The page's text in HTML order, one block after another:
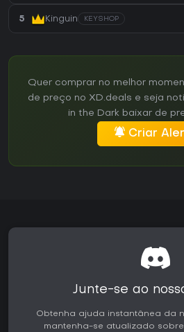
5 Kinguin KEYSHOP
Quer comprar no melhor
de preço no XD.deals e seja
in the Dark baixar de
Criar
Junte-se ao
Obtenha ajuda instantânea da
mantenha-se atualizado